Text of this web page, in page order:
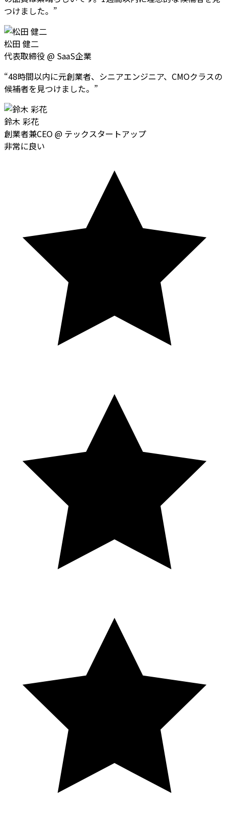
つけました。 ”
松田 健二
代表取締役 @ SaaS企業
“48時間以内に元創業者、シニアエンジニア、CMOクラスの
候補者を見つけました。 ”
鈴木 彩花
創業者兼CEO@ テックスタートアップ
非常に良い